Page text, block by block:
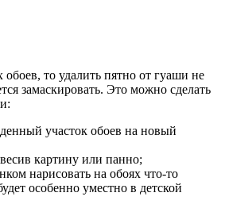
то удалить пятно от гуаши не
замаскировать. Это можно сделать
участок обоев на новый
картину или панно;
нарисовать на обоях что-то
особенно уместно в детской